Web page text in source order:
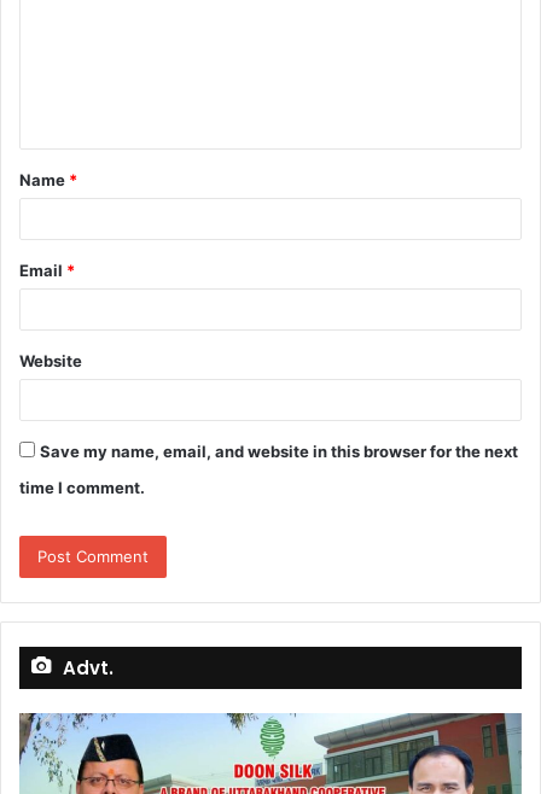
t
*
Name *
Email *
Website
Save my name, email, and website in this browser for the next
time I comment.
Advt.